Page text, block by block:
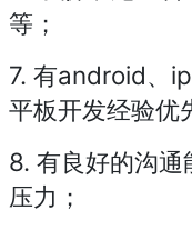
等；
7. 有android、
平板开发经验优
8. 有良好的沟通
压力；